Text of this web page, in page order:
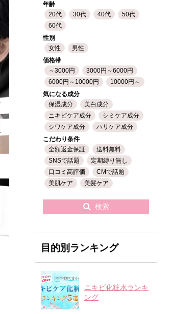
年齢
20代
30代 40代
50代
60代
性別
女性
男性
価格帯
～3000円
3000円～6000円
6000円～10000円
10000円～
気になる成分
保湿成分
美白成分
ニキビケア成分
シミケア成分
シワケア成分
ハリケア成分
こだわり条件
全額返金保証
送料無料
SNSで話題
定期縛り無し
口コミ高評価
CMで話題
美肌ケア
美髪ケア
検索
目的別ランキング
ニキビ化粧水ランキ
ング